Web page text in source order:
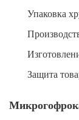
Упаковка
Защита